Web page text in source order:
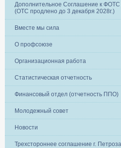
Дополнительное Соглашение к
(ОТС продлено до 3 декабря 2028г.)
Вместе мы сила
О профсоюзе
Организационная работа
Статистическая отчетность
Финансовый отдел (отчетность ППО)
Молодежный совет
Новости
Трехстороннее соглашение г.